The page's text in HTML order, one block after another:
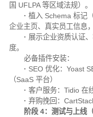
国 UFLPA 等区域法规）。
· 植入 Schema 标记
企业主页、真实员工信息
· 展示企业资质认证
度。
必备插件安装：
· SEO 优化：Yoast
（SaaS 平台）
· 客户服务：Tidio 在
· 弃购挽回：
阶段 4：测试与上线